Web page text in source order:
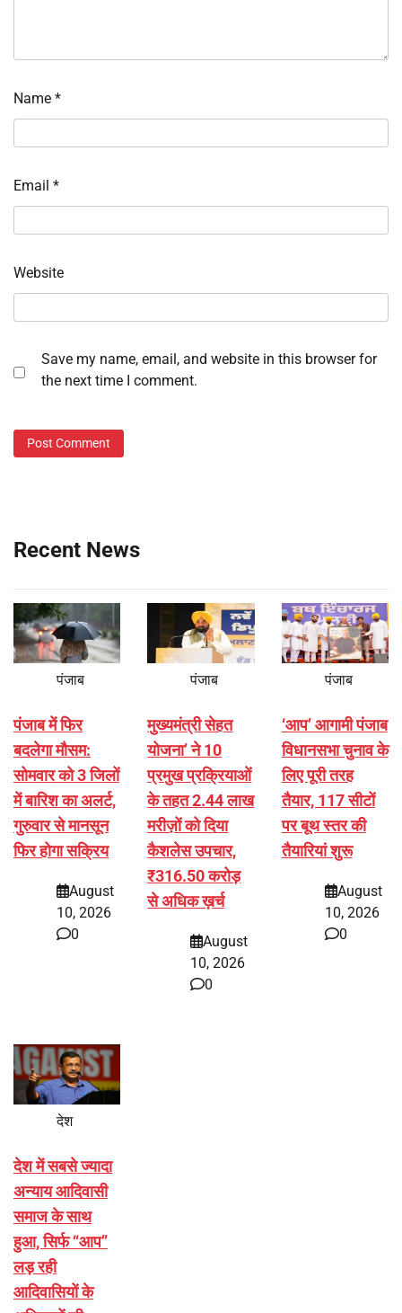
Name *
Email *
Website
Save my name, email, and website in this browser for
the next time I comment.
Recent News
पंजाब
पंजाब में फिर
बदलेगा मौसम:
सोमवार को 3 जिलों
में बारिश का अलर्ट,
गुरुवार से मानसून
फिर होगा सक्रिय
August
10, 2026
0
पंजाब
मुख्यमंत्री सेहत
योजना’ ने 10
प्रमुख प्रक्रियाओं
के तहत 2.44 लाख
मरीज़ों को दिया
कैशलेस उपचार,
₹316.50 करोड़
से अधिक ख़र्च
August
10, 2026
0
पंजाब
‘आप’ आगामी पंजाब
विधानसभा चुनाव के
लिए पूरी तरह
तैयार, 117 सीटों
पर बूथ स्तर की
तैयारियां शुरू
August
10, 2026
0
देश
देश में सबसे ज्यादा
अन्याय आदिवासी
समाज के साथ
हुआ, सिर्फ ‘‘आप’’
लड़ रही
आदिवासियों के